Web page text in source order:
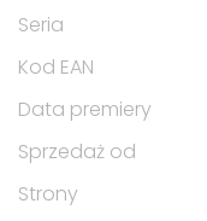
Seria
Kod EAN
Data premiery
Sprzedaż od
Strony